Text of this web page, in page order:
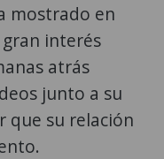
mostrado en
interés
atrás
junto a su
que su relación